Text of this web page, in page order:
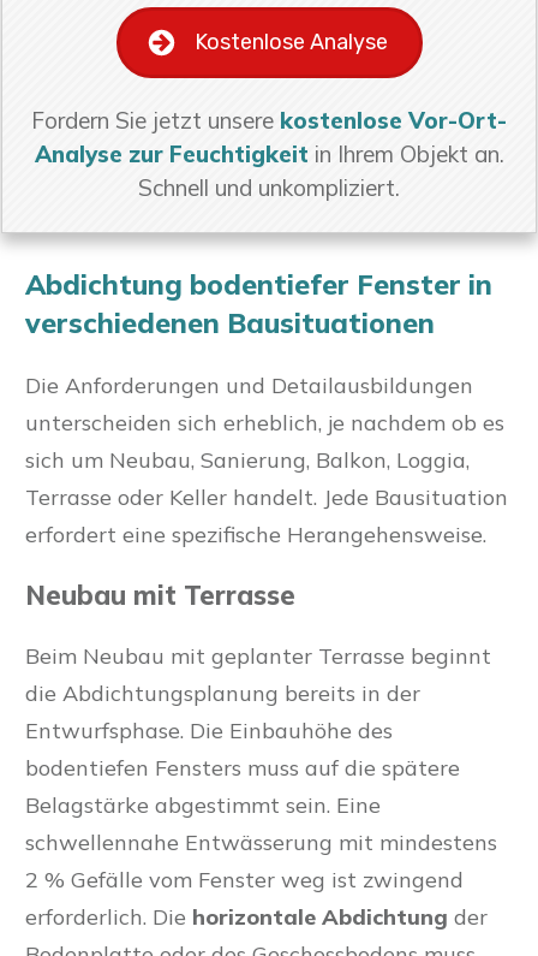
Kostenlose Analyse
Fordern Sie jetzt unsere kostenlose Vor-Ort-
Analyse zur Feuchtigkeit in Ihrem Objekt an.
Schnell und unkompliziert.
Abdichtung bodentiefer Fenster in
verschiedenen Bausituationen
Die Anforderungen und Detailausbildungen
unterscheiden sich erheblich, je nachdem ob es
sich um Neubau, Sanierung, Balkon, Loggia,
Terrasse oder Keller handelt. Jede Bausituation
erfordert eine spezifische Herangehensweise.
Neubau mit Terrasse
Beim Neubau mit geplanter Terrasse beginnt
die Abdichtungsplanung bereits in der
Entwurfsphase. Die Einbauhöhe des
bodentiefen Fensters muss auf die spätere
Belagstärke abgestimmt sein. Eine
schwellennahe Entwässerung mit mindestens
2 % Gefälle vom Fenster weg ist zwingend
erforderlich. Die horizontale Abdichtung der